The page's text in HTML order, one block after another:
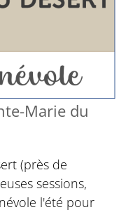
Marie du
(près de
sessions,
l'été pour